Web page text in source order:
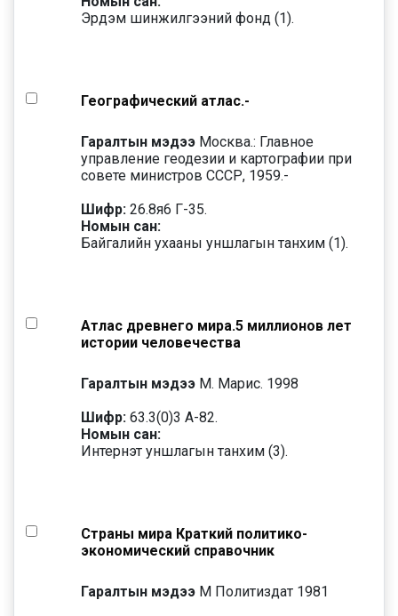
Эрдэм шинжилгээний фонд (1).
Географический атлас.-
Гаралтын мэдээ Москва.: Главное
управление геодезии и картографии при
совете министров СССР, 1959.-
Шифр: 26.8я6 Г-35.
Номын сан:
Байгалийн ухааны уншлагын танхим (1).
Атлас древнего мира.5 миллионов лет
истории человечества
Гаралтын мэдээ М. Марис. 1998
Шифр: 63.3(0)3 A-82.
Номын сан:
Интернэт уншлагын танхим (3).
Страны мира Краткий политико-
экономический справочник
Гаралтын мэдээ М Политиздат 1981